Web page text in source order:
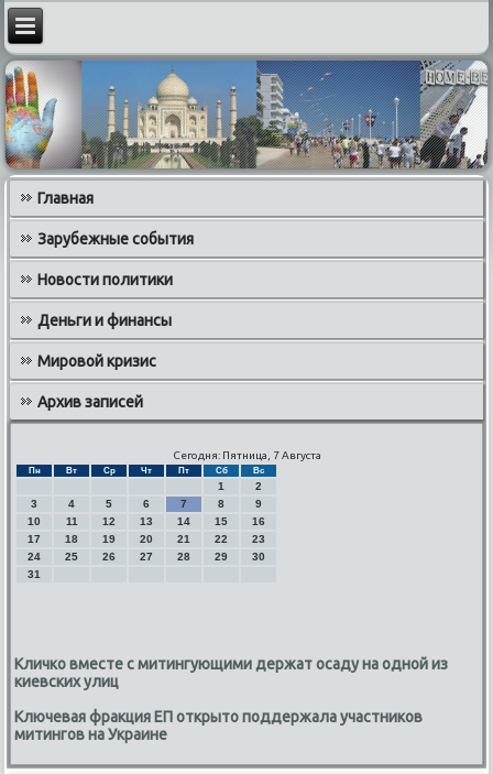
Главная
Зарубежные события
Новости политики
Деньги и финансы
Мировой кризис
Архив записей
Сегодня: Пятница, 7 Августа
Пн Вт Ср Чт Пт Сб Вс
1
2
3
4 5 6 7 8
9
10
11 12 13 14 15
16
17
18 19 20 21 22
23
24
25 26 27 28 29
30
31
Кличко вместе с митингующими держат осаду на одной из
киевских улиц
Ключевая фракция ЕП открыто поддержала участников
митингов на Украине